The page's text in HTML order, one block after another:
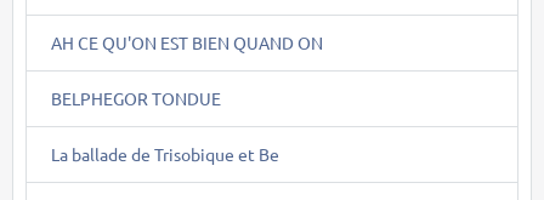
AH CE QU'ON EST BIEN QUAND ON
BELPHEGOR TONDUE
La ballade de Trisobique et Be